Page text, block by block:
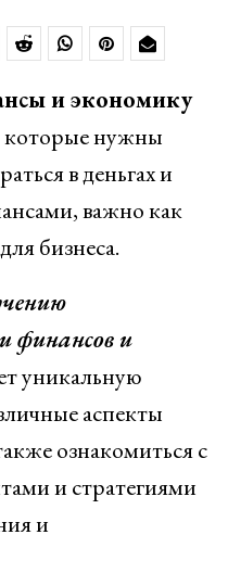
и экономику
которые нужны
в деньгах и
важно как
бизнеса.
финансов и
уникальную
аспекты
ознакомиться с
и стратегиями
и